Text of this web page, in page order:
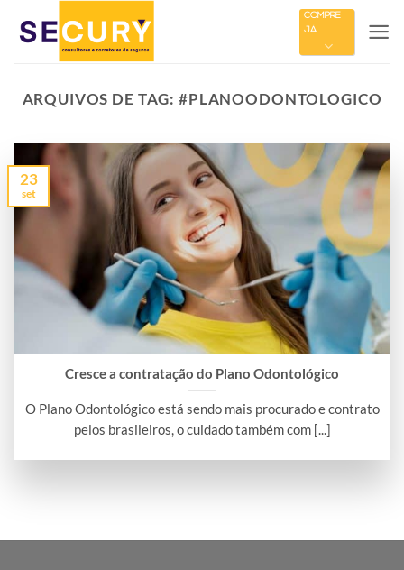
COMPRE
JÁ
ARQUIVOS DE TAG:#PLANOODONTOLOGICO
Cresce a contratação do Plano Odontológico
O Plano Odontológico está sendo mais procurado e contrato
pelos brasileiros, o cuidado também com [...]
23
set